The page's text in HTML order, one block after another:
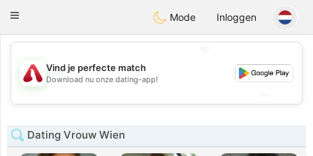
ÖsterreichChat
Toggle
Mode Inloggen
💖
💕
Vind je perfecte match
Download nu onze dating-app!
Dating Vrouw Wien